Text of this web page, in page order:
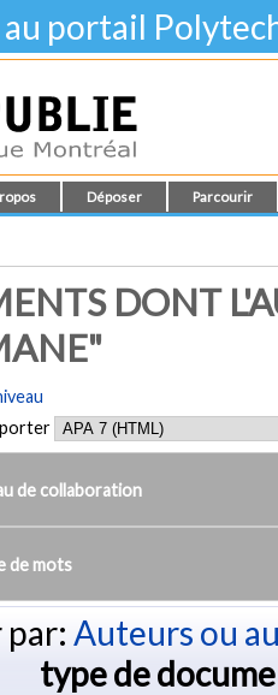
portail
Déposer Parcourir
DONT
de collaboration
de mots
Auteurs ou
type de